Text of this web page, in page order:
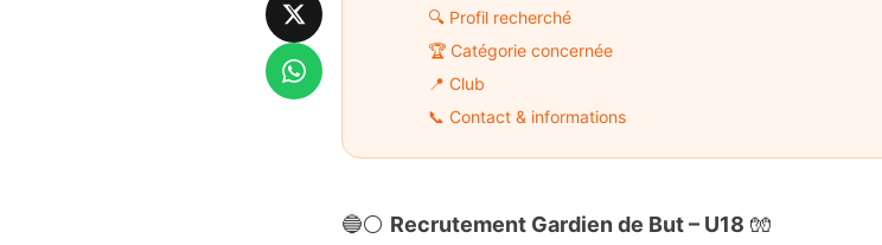
X
WhatsApp
🔍 Profil recherché
🏆 Catégorie concernée
📍 Club
📞 Contact & informations
🔵⚪ Recrutement Gardien de But – U18 🧤